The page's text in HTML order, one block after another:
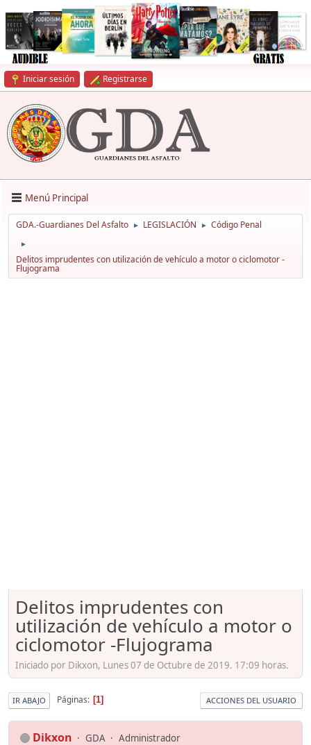
Iniciar sesión Registrarse
Menú Principal
GDA.-Guardianes Del Asfalto ► LEGISLACIÓN ► Código Penal
►
Delitos imprudentes con utilización de vehículo a motor o ciclomotor -
Flujograma
Delitos imprudentes con
utilización de vehículo a motor o
ciclomotor -Flujograma
Iniciado por Dikxon, Lunes 07 de Octubre de 2019. 17:09 horas.
IR ABAJO Páginas 1 ACCIONES DEL USUARIO
Dikxon GDA Administrador